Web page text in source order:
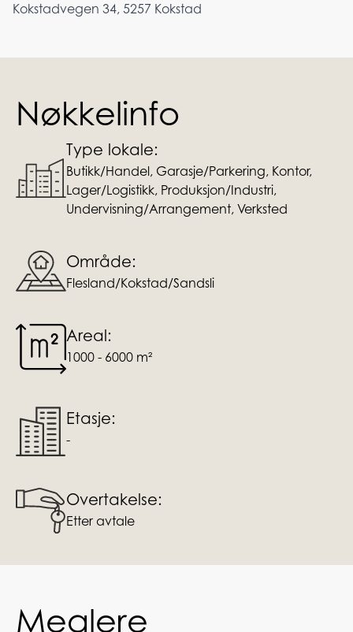
Kokstadvegen 34, 5257 Kokstad
Nøkkelinfo
Type lokale:
Butikk/Handel, Garasje/Parkering, Kontor,
Lager/Logistikk, Produksjon/Industri,
Undervisning/Arrangement, Verksted
Område:
Flesland/Kokstad/Sandsli
Areal:
1000 - 6000 m²
Etasje:
-
Overtakelse:
Etter avtale
Meglere